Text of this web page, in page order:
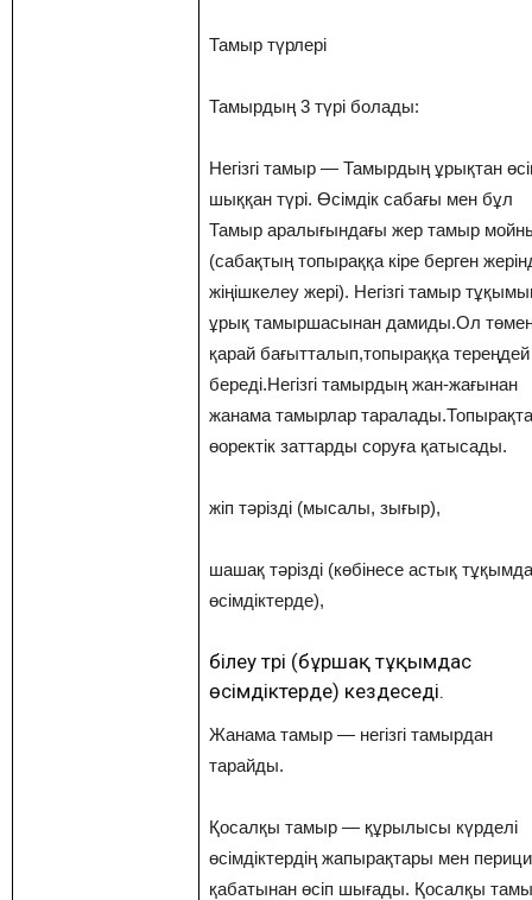
Тамыр түрлері
Тамырдың 3 түрі болады:
Негізгі тамыр — Тамырдың ұрықтан
шыққан түрі. Өсімдік сабағы мен бұл
Тамыр аралығындағы жер тамыр
(сабақтың топыраққа кіре берген
жіңішкелеу жері). Негізгі тамыр
ұрық тамыршасынан дамиды.Ол
қарай бағытталып,топыраққа тереңдей
береді.Негізгі тамырдың жан-жағынан
жанама тамырлар
өоректік заттарды соруға қатысады.
жіп тәрізді (мысалы, зығыр),
шашақ тәрізді (көбінесе астық
өсімдіктерде),
білеу түрі (бұршақ тұқымдас
өсімдіктерде) кездеседі.
Жанама тамыр — негізгі тамырдан
тарайды.
Қосалқы тамыр — құрылысы күрделі
өсімдіктердің жапырақтары мен
қабатынан өсіп шығады. Қосалқы